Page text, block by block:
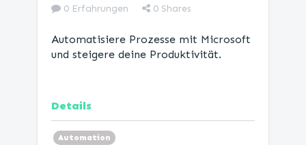
0 Erfahrungen 0 Shares
Automatisiere Prozesse mit Microsoft
und steigere deine Produktivität.
Details
Automation